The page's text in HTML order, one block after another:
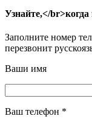
Узнайте,</
Заполните номер
перезвонит
Ваши имя
Ваш телефон *